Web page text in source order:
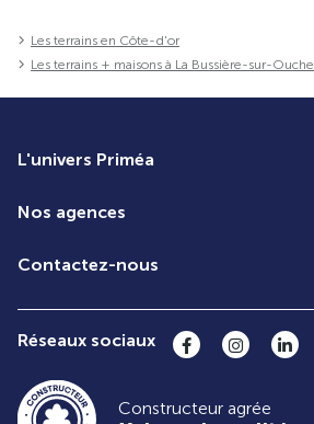
Les terrains en Côte-d'or
Les terrains + maisons à La Bussière-sur-Ouche
L'univers Priméa
Nos agences
Contactez-nous
Réseaux sociaux
Constructeur agrée